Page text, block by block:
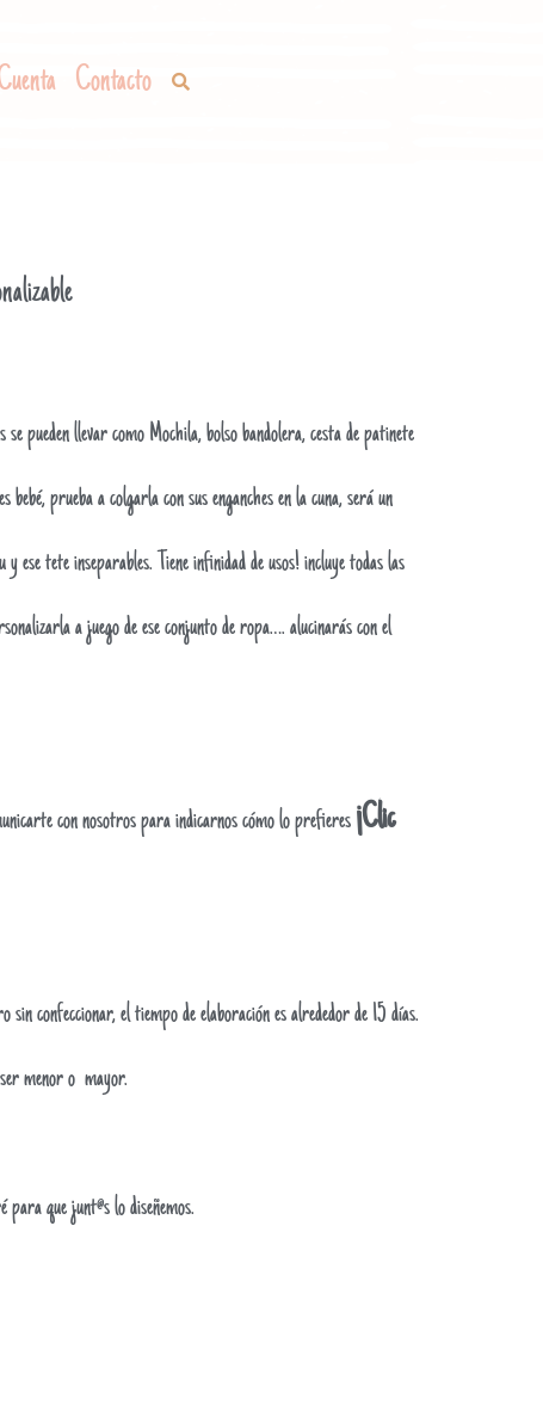
Contacto
pueden llevar como Mochila, bolso bandolera, cesta de patinete
prueba a colgarla con sus enganches en la cuna, será un
ese tete inseparables. Tiene infinidad de usos! incluye todas las
a juego de ese conjunto de ropa…. alucinarás con el
con nosotros para indicarnos cómo lo prefieres ¡Clic
sin confeccionar, el tiempo de elaboración es alrededor de 15 días.
menor o mayor.
que junt@s lo diseñemos.